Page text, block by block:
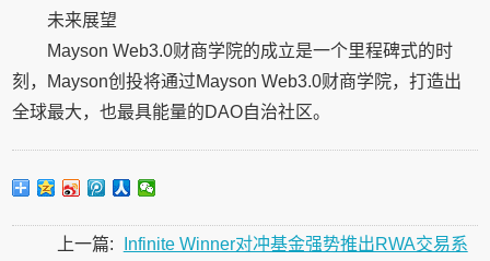
未来展望
Mayson Web3.0财商学院的成立是一个里程碑式的时
刻，Mayson创投将通过Mayson Web3.0财商学院，打造出
全球最大，也最具能量的DAO自治社区。
上一篇:
Infinite Winner对冲基金强势推出RWA交易系